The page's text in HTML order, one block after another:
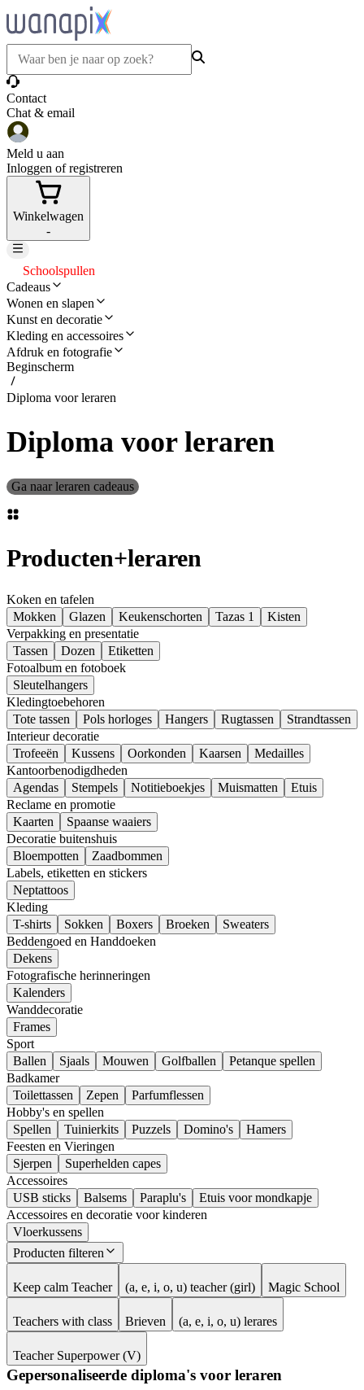
Contact
Chat & email
Meld u aan
Inloggen of registreren
Winkelwagen
-
Schoolspullen
Cadeaus
Wonen en slapen
Kunst en decoratie
Kleding en accessoires
Afdruk en fotografie
Beginscherm
Diploma voor leraren
Diploma voor leraren
Ga naar leraren cadeaus
Producten+leraren
Koken en tafelen
Mokken
Glazen Keukenschorten Tazas 1
Kisten
Verpakking en presentatie
Tassen
Dozen
Etiketten
Fotoalbum en fotoboek
Sleutelhangers
Kledingtoebehoren
Tote tassen
Pols horloges Hangers Rugtassen
Strandtassen
Interieur decoratie
Trofeeën
Kussens Oorkonden Kaarsen
Medailles
Kantoorbenodigdheden
Agendas
Stempels Notitieboekjes Muismatten
Etuis
Reclame en promotie
Kaarten
Spaanse waaiers
Decoratie buitenshuis
Bloempotten
Zaadbommen
Labels, etiketten en stickers
Neptattoos
Kleding
T-shirts
Sokken Boxers Broeken
Sweaters
Beddengoed en Handdoeken
Dekens
Fotografische herinneringen
Kalenders
Wanddecoratie
Frames
Sport
Ballen
Sjaals Mouwen Golfballen
Petanque spellen
Badkamer
Toilettassen
Zepen
Parfumflessen
Hobby's en spellen
Spellen
Tuinierkits Puzzels Domino's
Hamers
Feesten en Vieringen
Sjerpen
Superhelden capes
Accessoires
USB sticks
Balsems Paraplu's
Etuis voor mondkapje
Accessoires en decoratie voor kinderen
Vloerkussens
Producten filteren
Keep calm Teacher (a, e, i, o, u) teacher (girl) Magic School
Teachers with class Brieven (a, e, i, o, u) lerares
Teacher Superpower (V)
Gepersonaliseerde diploma's voor leraren